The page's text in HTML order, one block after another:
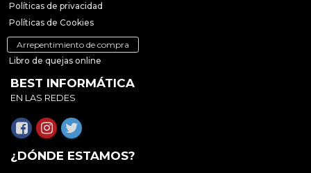
Políticas de privacidad
Políticas de Cookies
Arrepentimiento de compra
Libro de quejas online
BEST INFORMÁTICA
EN LAS REDES
¿DÓNDE ESTAMOS?